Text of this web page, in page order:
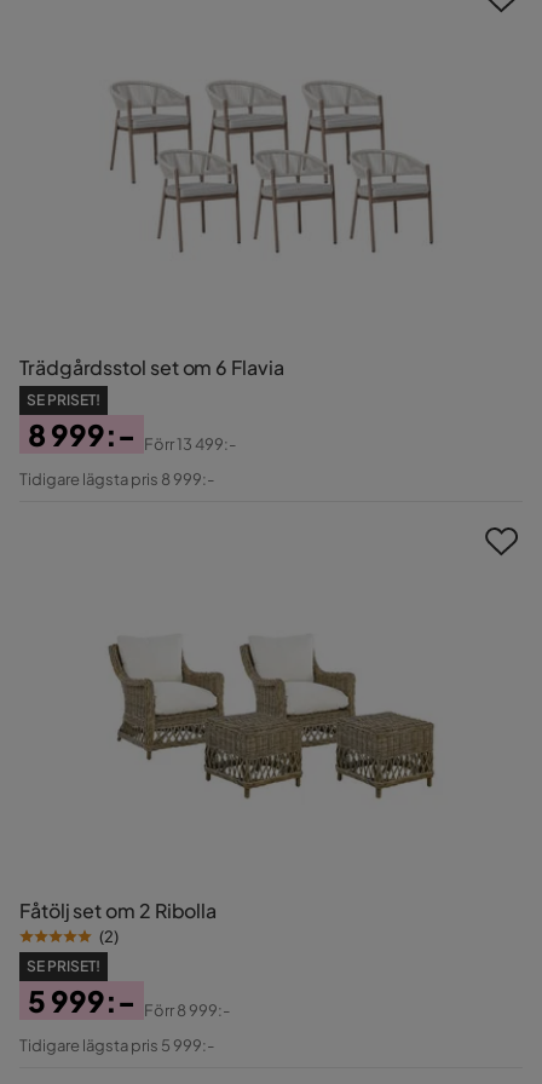
Trädgårdsstol set om 6 Flavia
SE PRISET!
Pris
8 999:-
Original
Förr13 499:-
Tidigare lägsta pris 8 999:-
Fåtölj set om 2 Ribolla
(2)
SE PRISET!
Pris
5 999:-
Original
Förr8 999:-
Tidigare lägsta pris 5 999:-